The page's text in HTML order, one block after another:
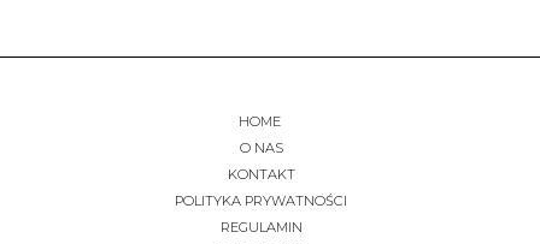
HOME
O NAS
KONTAKT
POLITYKA PRYWATNOŚCI
REGULAMIN